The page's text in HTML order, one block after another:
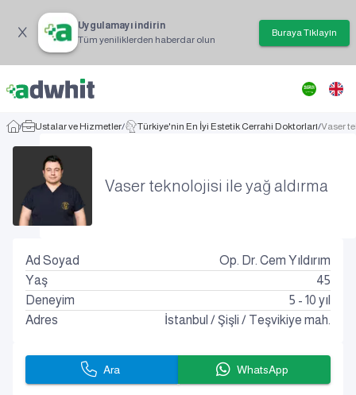
Uygulamayı indirin
Tüm yeniliklerden haberdar olun
Buraya Tıklayın
/ Ustalar ve Hizmetler/ Türkiye'nin En İyi Estetik Cerrahi Doktorları/Vaser
Vaser teknolojisi ile yağ aldırma
Ad Soyad
Op. Dr. Cem Yıldırım
Yaş
45
Deneyim
5 - 10 yıl
Adres
İstanbul /Şişli / Teşvikiye mah.
Ara WhatsApp